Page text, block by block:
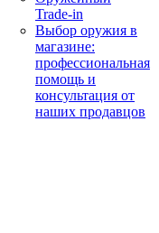
Trade-in
Выбор оружия в
магазине:
профессиональная
помощь и
консультация от
наших продавцов